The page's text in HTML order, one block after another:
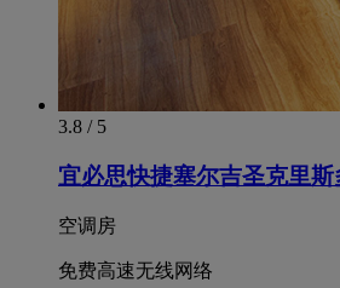
3.8 / 5
宜必思快捷塞尔吉圣克里
空调房
免费高速无线网络